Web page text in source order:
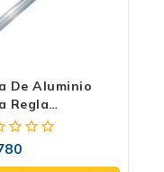
De Aluminio
Regla
3 Metros –
CRV-3